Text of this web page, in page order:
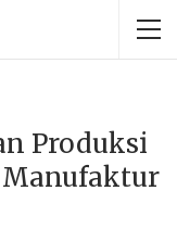
Produksi